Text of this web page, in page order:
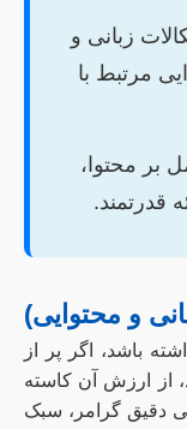
زبانی و
مرتبط با
بر محتوا،
قدرتمند.
و محتوایی)
باشد، اگر پر از
از ارزش آن کاسته
دقیق گرامر، سبک